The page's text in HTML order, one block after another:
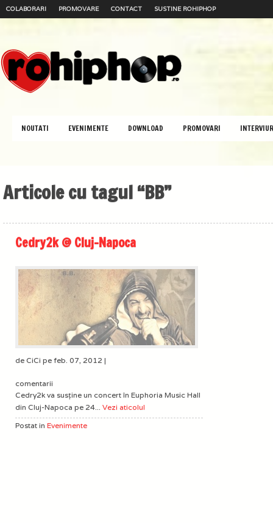
COLABORARI PROMOVARE CONTACT SUSTINE ROHIPHOP
NOUTATI EVENIMENTE DOWNLOAD PROMOVARI
Articole cu tagul “BB”
Cedry2k @ Cluj-Napoca
de CiCi pe feb. 07, 2012 |
comentarii
Cedry2k va susţine un concert în Euphoria Music Hall
din Cluj-Napoca pe 24... Vezi aticolul
Postat in Evenimente